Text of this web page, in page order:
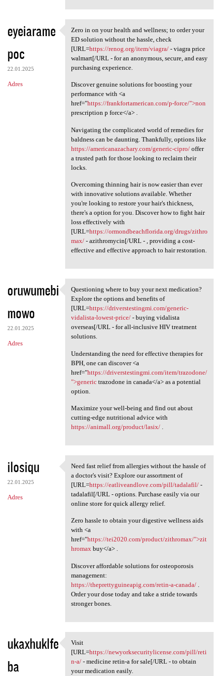
eyeiarame
poc
22.01.2025
Adres
Zero in on your health and
Zero in on your health and wellness; to order your
ED solution without the hassle, check
[URL=https://renog.org/item/viagra/- viagra price
walmart[/URL - for an anonymous, secure, and easy
purchasing experience.
Discover genuine solutions for boosting your
performance with <a
href="https://frankfortamerican.com/p-force/">non
prescription p force</a> .
Navigating the complicated world of remedies for
baldness can be daunting. Thankfully, options like
https://americanazachary.com/generic-cipro/offer
a trusted path for those looking to reclaim their
locks.
Overcoming thinning hair is now easier than ever
with innovative solutions available. Whether
you're looking to restore your hair's thickness,
there's a option for you. Discover how to fight hair
loss effectively with
[URL=https://ormondbeachflorida.org/drugs/zithro
max/- azithromycin[/URL - , providing a cost-
effective and effective approach to hair restoration.
oruwumebi
mowo
22.01.2025
Adres
Questioning where to buy your
Questioning where to buy your next medication?
Explore the options and benefits of
[URL=https://driverstestingmi.com/generic-
vidalista-lowest-price/- buying vidalista
overseas[/URL - for all-inclusive HIV treatment
solutions.
Understanding the need for effective therapies for
BPH, one can discover <a
href="https://driverstestingmi.com/item/trazodone/
">generictrazodone in canada</a> as a potential
option.
Maximize your well-being and find out about
cutting-edge nutritional advice with
https://animall.org/product/lasix/.
ilosiqu
22.01.2025
Adres
Need fast relief from
Need fast relief from allergies without the hassle of
a doctor's visit? Explore our assortment of
[URL=https://eatliveandlove.com/pill/tadalafil/-
tadalafil[/URL - options. Purchase easily via our
online store for quick allergy relief.
Zero hassle to obtain your digestive wellness aids
with <a
href="https://tei2020.com/product/zithromax/">zit
hromaxbuy</a> .
Discover affordable solutions for osteoporosis
management:
https://theprettyguineapig.com/retin-a-canada/.
Order your dose today and take a stride towards
stronger bones.
ukaxhuklfe
ba
Visit [URL=https:/
Visit
[URL=https://newyorksecuritylicense.com/pill/reti
n-a/- medicine retin-a for sale[/URL - to obtain
your medication easily.